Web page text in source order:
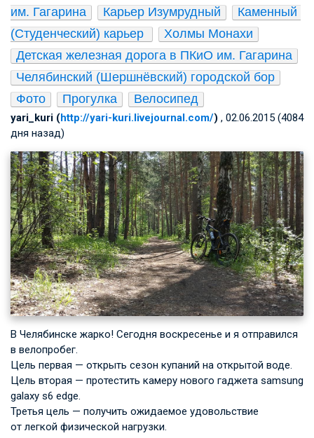
им. Гагарина
Карьер Изумрудный
Каменный
(Студенческий) карьер
Холмы Монахи
Детская железная дорога в ПКиО им. Гагарина
Челябинский (Шершнёвский) городской бор
Фото
Прогулка Велосипед
yari_kuri (http://yari-kuri.livejournal.com/) , 02.06.2015 (4084
дня назад)
В Челябинске жарко! Сегодня воскресенье и я отправился
в велопробег.
Цель первая — открыть сезон купаний на открытой воде.
Цель вторая — протестить камеру нового гаджета samsung
galaxy s6 edge.
Третья цель — получить ожидаемое удовольствие
от легкой физической нагрузки.